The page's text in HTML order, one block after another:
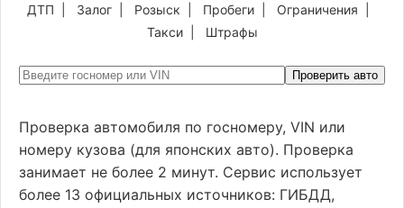
ДТП Залог Розыск Пробеги Ограничения
Такси| Штрафы
Проверить авто
Проверка автомобиля по госномеру, VIN или
номеру кузова (для японских авто). Проверка
занимает не более 2 минут. Сервис использует
более 13 официальных источников: ГИБДД,